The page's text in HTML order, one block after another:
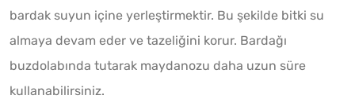
bardak suyun içine yerleştirmektir. Bu şekilde bitki su
almaya devam eder ve tazeliğini korur. Bardağı
buzdolabında tutarak maydanozu daha uzun süre
kullanabilirsiniz.